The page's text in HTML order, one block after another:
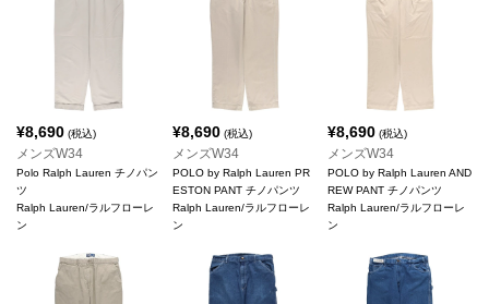
¥8,690 (税込)
メンズW34
Polo Ralph Lauren チノパン
ツ
Ralph Lauren/ラルフローレ
ン
¥8,690(税込)
メンズW34
POLO by Ralph Lauren PR
ESTON PANT チノパンツ
Ralph Lauren/ラルフローレ
ン
¥8,690 (税込)
メンズW34
POLO by Ralph Lauren AND
REW PANT チノパンツ
Ralph Lauren/ラルフローレ
ン